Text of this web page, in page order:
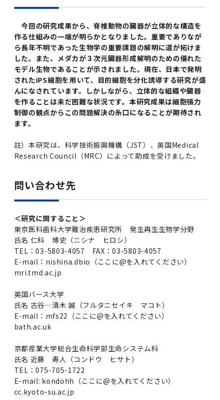
今回の研究成果から、脊椎動物の臓器が立体的な構造を
作る仕組みの一端が明らかとなりました。重要でありなが
ら長年不明であった生物学の重要課題の解明に道が拓けま
した。また、メダカが３次元臓器形成解明のための優れた
モデル生物であることが示されました。現在、日本で発明
されたiPS細胞を用いて、目的細胞を分化誘導する研究が盛
んになされています。しかしながら、立体的な組織や臓器
を作ることは未だ困難な状況です。本研究成果は細胞張力
制御の観点からこの問題解決の糸口になることが期待され
ます。
註）本研究は、科学技術振興機構（JST）、英国Medical
Research Council（MRC）によって助成を受けました。
問い合わせ先
＜研究に関すること＞
東京医科歯科大学難治疾患研究所 発生再生生物学分野
氏名 仁科 博史（ニシナ ヒロシ）
TEL：03-5803-4057 FAX：03-5803-4057
E-mail：nishina.dbio（ここに@を入れてください）
mri.tmd.ac.jp
英国バース大学
氏名 古谷—清木 誠（フルタニセイキ マコト）
E-mail：mfs22（ここに@を入れてください）
bath.ac.uk
京都産業大学総合生命科学部生命システム科
氏名 近藤 寿人（コンドウ ヒサト）
TEL：075-705-1722
E-mail: kondohh（ここに@を入れてください）
cc.kyoto-su.ac.jp